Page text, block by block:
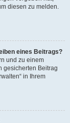
diesen zu melden.
eines Beitrags?
und zu einem
gesicherten Beitrag
in Ihrem